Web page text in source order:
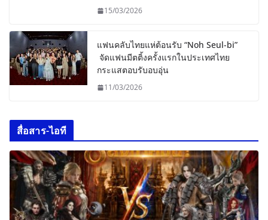
15/03/2026
แฟนคลับไทยแห่ต้อนรับ “Noh Seul-bi”
จัดแฟนมีตติ้งครั้งแรกในประเทศไทย
กระแสตอบรับอบอุ่น
11/03/2026
สื่อสาร-ไอที